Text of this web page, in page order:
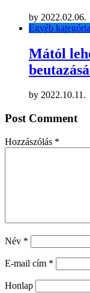
by 2022.02.06.
Egyéb kategória
Mától
by 2022.10.11.
Post Comment
Hozzászólás *
Név *
E-mail cím *
Honlap